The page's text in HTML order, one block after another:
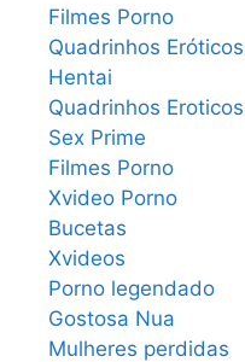
Filmes Porno
Quadrinhos Eróticos
Hentai
Quadrinhos Eroticos
Sex Prime
Filmes Porno
Xvideo Porno
Bucetas
Xvideos
Porno legendado
Gostosa Nua
Mulheres perdidas